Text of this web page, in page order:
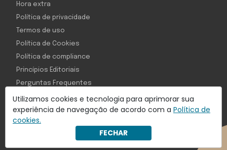
Utilizamos cookies e tecnologia para aprimorar sua
experiência de navegação de acordo com a Política de
cookies.
FECHAR
Com inteligência e tecnologia:
Object1ve - Marketing Solution
Hora extra
Política de privacidade
Termos de uso
Política de Cookies
Política de compliance
Princípios Editoriais
Perguntas Frequentes